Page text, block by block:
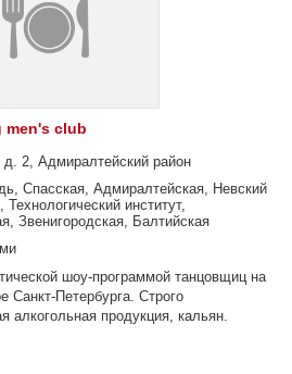
men's club
д. 2, Адмиралтейский район
Спасская, Адмиралтейская, Невский
институт,
Звенигородская, Балтийская
шоу-программой танцовщиц на
Санкт-Петербурга. Строго
алкогольная продукция, кальян.